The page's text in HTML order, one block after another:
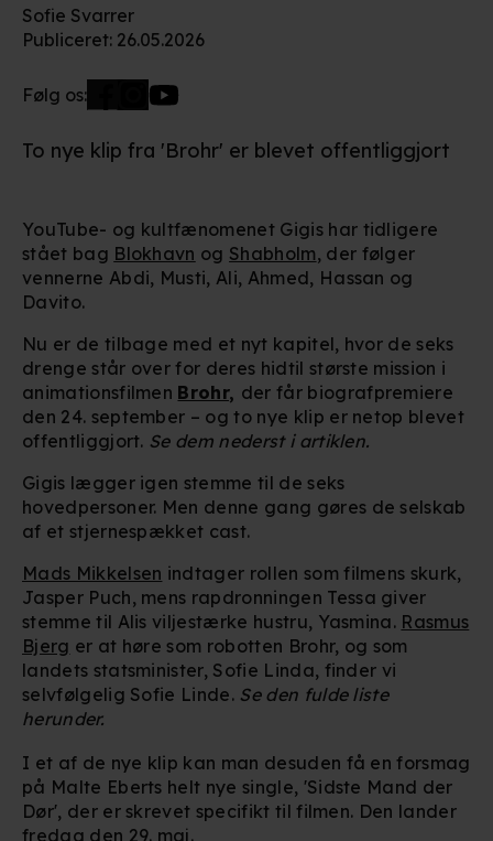
Sofie Svarrer
Publiceret: 26.05.2026
Følg os:
To nye klip fra 'Brohr' er blevet offentliggjort
YouTube- og kultfænomenet Gigis har tidligere
stået bag Blokhavn og Shabholm, der følger
vennerne Abdi, Musti, Ali, Ahmed, Hassan og
Davito.
Nu er de tilbage med et nyt kapitel, hvor de seks
drenge står over for deres hidtil største mission i
animationsfilmen Brohr, der får biografpremiere
den 24. september – og to nye klip er netop blevet
offentliggjort. Se dem nederst i artiklen.
Gigis lægger igen stemme til de seks
hovedpersoner. Men denne gang gøres de selskab
af et stjernespækket cast.
Mads Mikkelsen indtager rollen som filmens skurk,
Jasper Puch, mens rapdronningen Tessa giver
stemme til Alis viljestærke hustru, Yasmina. Rasmus
Bjerg er at høre som robotten Brohr, og som
landets statsminister, Sofie Linda, finder vi
selvfølgelig Sofie Linde. Se den fulde liste
herunder.
I et af de nye klip kan man desuden få en forsmag
på Malte Eberts helt nye single, 'Sidste Mand der
Dør', der er skrevet specifikt til filmen. Den lander
fredag den 29. maj.